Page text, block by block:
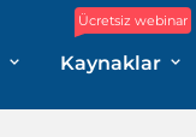
Ücretsiz webinar
Kaynaklar